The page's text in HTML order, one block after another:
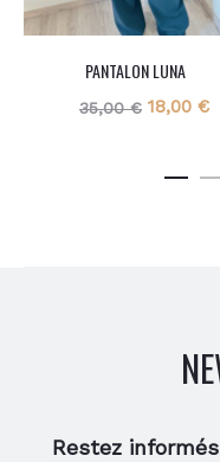
PANTALON LUNA
35,00€ Le
initial
18,00 €Le
Restez